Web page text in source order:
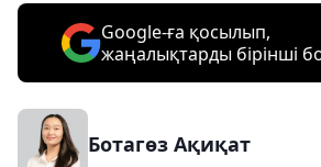
Google-ға қосылып,
жаңалықтарды бірінші
Ботагөз Ақиқат